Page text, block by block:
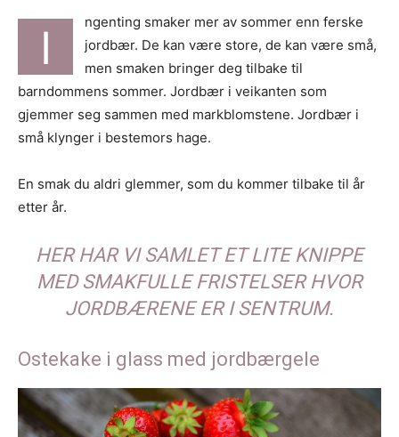
I
ngenting smaker mer av sommer enn ferske
jordbær. De kan være store, de kan være små,
men smaken bringer deg tilbake til
barndommens sommer. Jordbær i veikanten som
gjemmer seg sammen med markblomstene. Jordbær i
små klynger i bestemors hage.
En smak du aldri glemmer, som du kommer tilbake til år
etter år.
HER HAR VI SAMLET ET LITE KNIPPE
MED SMAKFULLE FRISTELSER HVOR
JORDBÆRENE ER I SENTRUM.
Ostekake i glass med jordbærgele